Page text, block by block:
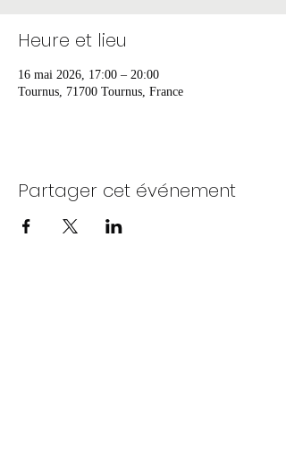
Heure et lieu
16 mai 2026, 17:00 – 20:00
Tournus, 71700 Tournus, France
Partager cet événement